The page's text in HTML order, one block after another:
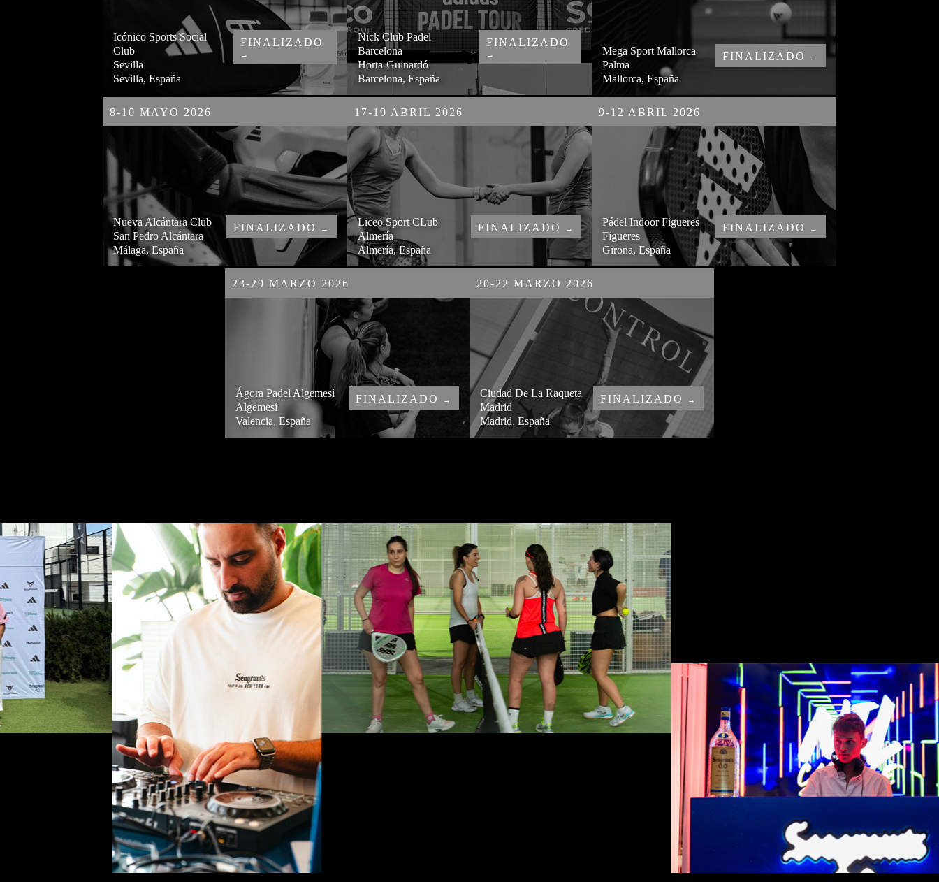
Icónico Sports Social
Club
Sevilla
Sevilla, España
FINALIZADO
→
Nick Club Padel
Barcelona
Horta-Guinardó
Barcelona, España
FINALIZADO
→
Mega Sport Mallorca
Palma
Mallorca, España
FINALIZADO →
8-10 MAYO 2026
Nueva Alcántara Club
San Pedro Alcántara
Málaga, España
FINALIZADO →
17-19 ABRIL 2026
Liceo Sport CLub
Almería
Almería, España
FINALIZADO →
9-12 ABRIL 2026
Pádel Indoor Figueres
Figueres
Girona, España
FINALIZADO →
23-29 MARZO 2026
Ágora Padel Algemesí
Algemesí
Valencia, España
FINALIZADO →
20-22 MARZO 2026
Ciudad De La Raqueta
Madrid
Madrid, España
FINALIZADO →